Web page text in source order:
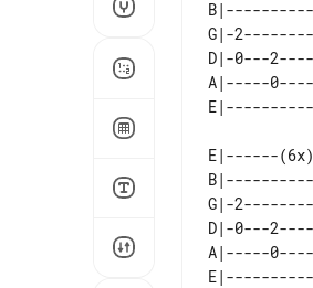
G|-
D|-0---
A|-----
E|------
G|-
D|-0---
A|-----